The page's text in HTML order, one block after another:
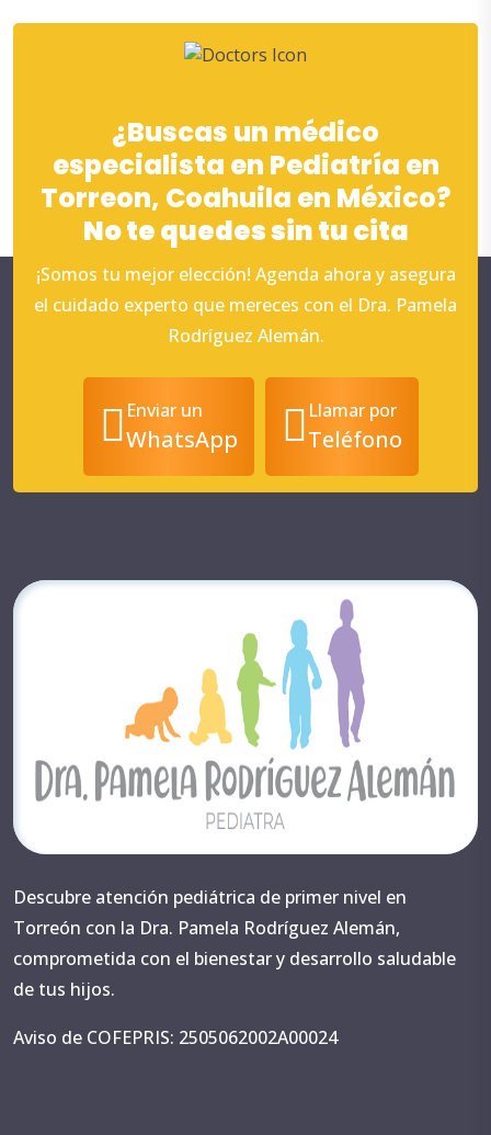
¿Buscas un médico
especialista en Pediatría en
Torreon, Coahuila en México?
No te quedes sin tu cita
¡Somos tu mejor elección! Agenda ahora y asegura
el cuidado experto que mereces con el Dra. Pamela
Rodríguez Alemán.
Enviar un
WhatsApp
Llamar por
Teléfono
Descubre atención pediátrica de primer nivel en
Torreón con la Dra. Pamela Rodríguez Alemán,
comprometida con el bienestar y desarrollo saludable
de tus hijos.
Aviso de COFEPRIS: 2505062002A00024